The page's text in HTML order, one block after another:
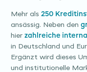
Mehr als250
ansässig. Neben den
hierzahlreiche
in Deutschland und
Ergänzt wird dieses
und institutionelle